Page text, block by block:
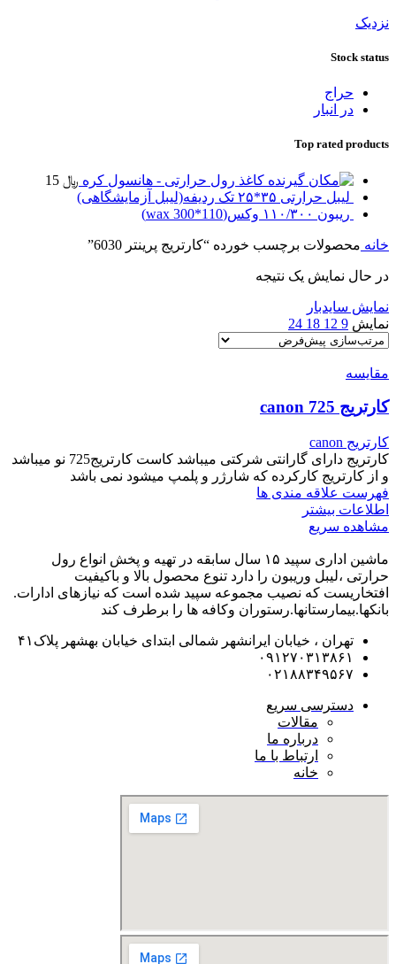
نزدیک
Stock status
حراج
در انبار
Top rated products
کاغذ رول حرارتی - هانسول کره ﷼
لیبل حرارتی ۳۵*۲۵ تک ردیفه(لیبل آزمایشگاهی)
ریبون ۱۱۰/۳۰۰ وکس(110*300 wax)
خانه محصولات برچسب خورده “کارتریج پرینتر 6030”
در حال نمایش یک نتیجه
نمایش سایدبار
نمایش 9
12
18
24
مقایسه
کارتریج canon 725
کارتریج canon
کارتریج دارای گارانتی شرکتی میباشد کاست کارتریج725 نو میباشد
و از کارتریج کارکرده که شارژر و پلمپ میشود نمی باشد
فهرست علاقه مندی ها
اطلاعات بیشتر
مشاهده سریع
ماشین اداری سپید ۱۵ سال سابقه در تهیه و پخش انواع رول
حرارتی ،لیبل وریبون را دارد تنوع محصول بالا و باکیفیت
افتخاریست که نصیب مجموعه سپید شده است که نیازهای ادارات.
بانکها.بیمارستانها.رستوران و‌کافه ها را برطرف کند
تهران ، خیابان ایرانشهر شمالی ابتدای خیابان بهشهر پلاک۴۱
۰۹۱۲۷۰۳۱۳۸۶۱
۰۲۱۸۸۳۴۹۵۶۷
دسترسی سریع
مقالات
درباره ما
ارتباط با ما
خانه